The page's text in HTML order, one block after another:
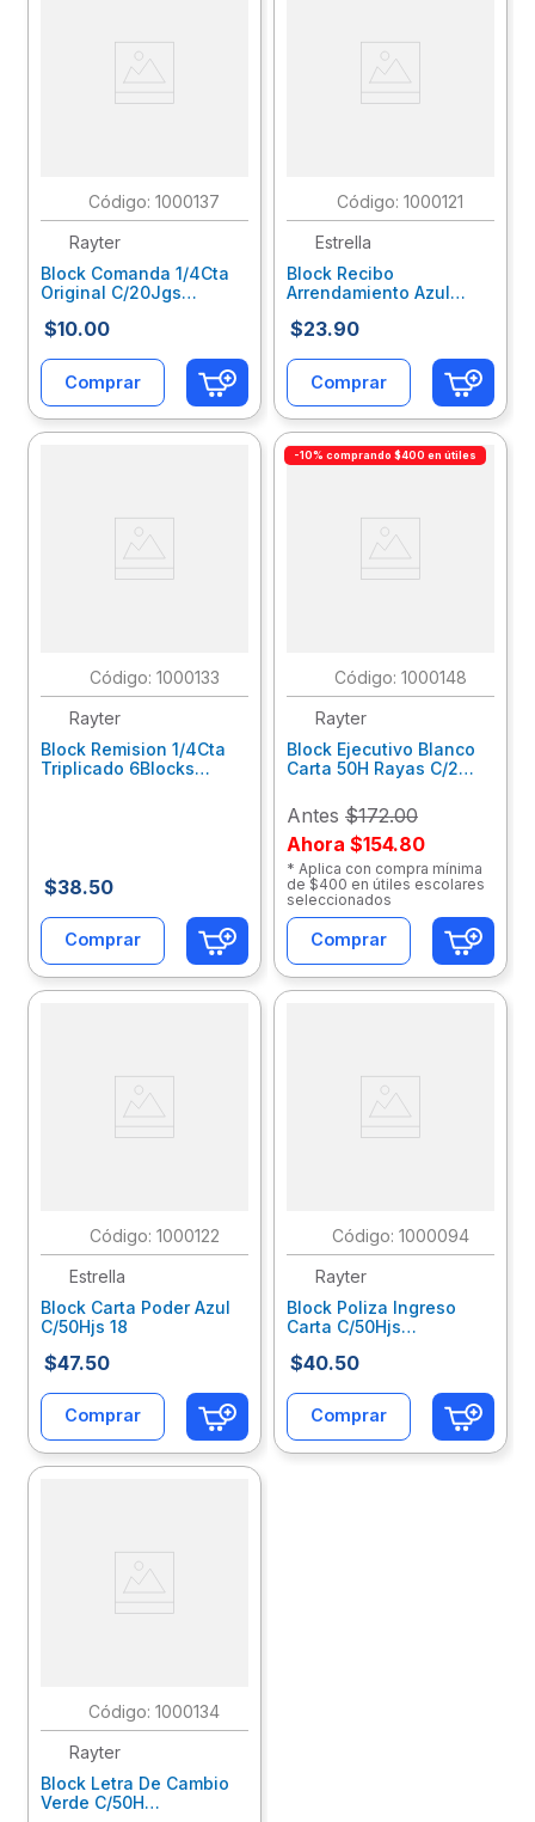
: 1000137
Rayter
Block Comanda 1/4Cta
Original C/20Jgs
$10.00
Comprar
: 1000121
Estrella
Block Recibo
Arrendamiento Azul
$23.90
Comprar
: 1000133
Rayter
Block Remision 1/4Cta
Triplicado 6Blocks
$38.50
Comprar
-10% comprando $400 en útiles
: 1000148
Rayter
Block Ejecutivo Blanco
Carta 50H Rayas C/2
Antes $172.00
Ahora $154.80
* Aplica con compra mínima
de $400 en útiles escolares
seleccionados
Comprar
: 1000122
Estrella
Block Carta Poder Azul
C/50Hjs 18
$47.50
Comprar
: 1000094
Rayter
Block Poliza Ingreso
Carta C/50Hjs
$40.50
Comprar
: 1000134
Rayter
Block Letra De Cambio
Verde C/50H